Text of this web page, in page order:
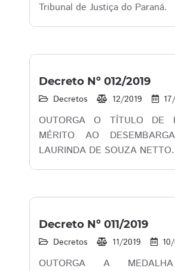
Tribunal de Justiça do Paraná.
Decreto Nº 012/2019
Decretos 12/2019
OUTORGA O TÍTULO DE
MÉRITO AO
LAURINDA DE SOUZA NETTO.
Decreto Nº 011/2019
Decretos 11/2019
OUTORGA A